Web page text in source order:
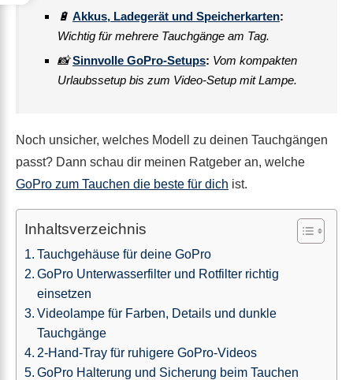
🔋 Akkus, Ladegerät und Speicherkarten:
Wichtig für mehrere Tauchgänge am Tag.
📸Sinnvolle GoPro-Setups: Vom kompakten
Urlaubssetup bis zum Video-Setup mit Lampe.
Noch unsicher, welches Modell zu deinen Tauchgängen
passt? Dann schau dir meinen Ratgeber an, welche
GoPro zum Tauchen die beste für dich ist.
Inhaltsverzeichnis
Tauchgehäuse für deine GoPro
GoPro Unterwasserfilter und Rotfilter richtig
einsetzen
Videolampe für Farben, Details und dunkle
Tauchgänge
2-Hand-Tray für ruhigere GoPro-Videos
GoPro Halterung und Sicherung beim Tauchen